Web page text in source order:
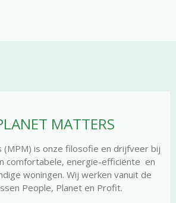
MATTERS
(MPM) is onze filosofie en drijfveer bij
comfortabele, energie-efficiënte en
woningen. Wij werken vanuit de
People, Planet en Profit.